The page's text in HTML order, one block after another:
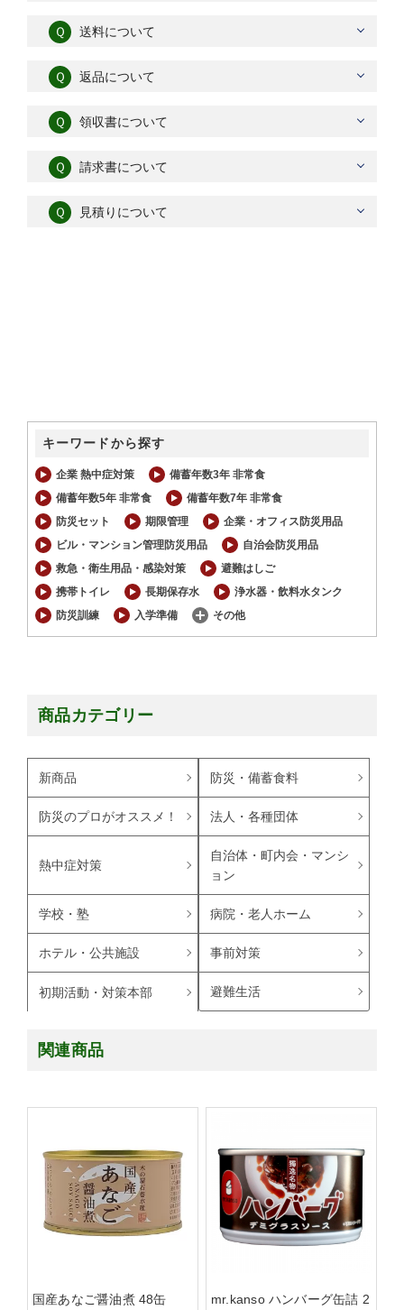
Ｑ 送料について
Ｑ 返品について
Ｑ 領収書について
Ｑ 請求書について
Ｑ 見積りについて
キーワードから探す
企業 熱中症対策
備蓄年数3年 非常食
備蓄年数5年 非常食
備蓄年数7年 非常食
防災セット
期限管理
企業・オフィス防災用品
ビル・マンション管理防災用品
自治会防災用品
救急・衛生用品・感染対策
避難はしご
携帯トイレ
長期保存水
浄水器・飲料水タンク
防災訓練
入学準備 その他
商品カテゴリー
新商品 防災・備蓄食料
防災のプロがオススメ！ 法人・各種団体
熱中症対策
自治体・町内会・マンシ
ョン
学校・塾 病院・老人ホーム
ホテル・公共施設 事前対策
初期活動・対策本部 避難生活
関連商品
国産あなご醤油煮 48缶 mr.kanso ハンバーグ缶詰 2